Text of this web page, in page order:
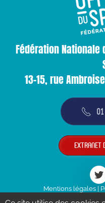
Fédération
13-15, rue
Extranet
Mentions légales
©